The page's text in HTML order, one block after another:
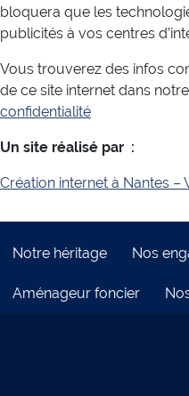
bloquera que les
publicités à vos centres
Vous trouverez des infos
de ce site internet dans
confidentialité
Un site réalisé par :
Création internet à Nantes –
Notre héritage Nos
Aménageur foncier